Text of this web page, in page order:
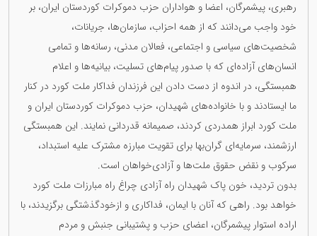
رهبری، پیشمرگان، اعضا و هواداران حزب دموکرات کوردستان ایران، بر
خود واجب می‌دانند که از همه احزاب، سازمان‌ها، جریانات،
شخصیت‌های سیاسی و اجتماعی، فعالان مدنی، رسانه‌ها و تمامی
انسان‌های آزاده‌ای که با صدور پیام‌های تسلیت، بیانیه‌ها و اعلام
همبستگی، در اندوه از دست دادن این فرزندان فداکار ملت کورد در کنار
ما ایستادند و با خانواده‌های شهیدان، حزب دموکرات کوردستان ایران و
ملت کورد ابراز همدردی کردند، صمیمانه قدردانی نمایند. این همبستگی
ارزشمند، سرمایه‌ای گران‌بها برای تقویت مبارزه مشترک علیه استبداد،
سرکوب و نقض حقوق ملت‌ها و آزادی‌خواهان است.
بدون تردید، خون پاک شهیدان راه آزادی چراغ راه مبارزات ملت کورد
خواهد بود. راهی که آنان با ایمان، فداکاری و ازخودگذشتگی برگزیدند، با
اراده استوار پیشمرگان، اعضای حزب و پشتیبانی جنبش و مردم